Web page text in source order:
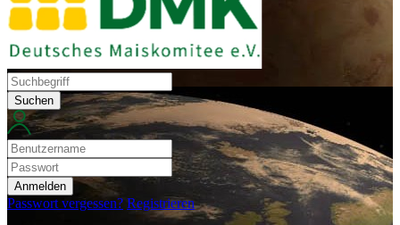
Suchen
Anmelden
Passwort vergessen? Registrieren